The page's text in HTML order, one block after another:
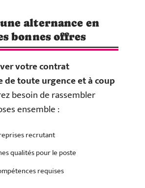
alternance en
bonnes offres
votre contrat
de toute urgence et à coup
besoin de rassembler
ensemble :
recrutant
qualités pour le poste
requises